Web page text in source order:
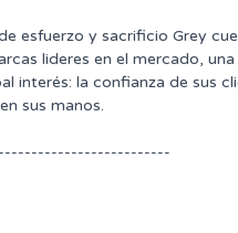
esfuerzo y sacrificio Grey
lideres en el mercado,
interés: la confianza de sus
sus manos.